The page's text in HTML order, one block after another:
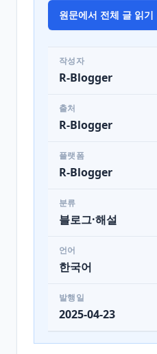
원문에서 전체 글 읽기
작성자
R-Blogger
출처
R-Blogger
플랫폼
R-Blogger
분류
블로그·해설
언어
한국어
발행일
2025-04-23